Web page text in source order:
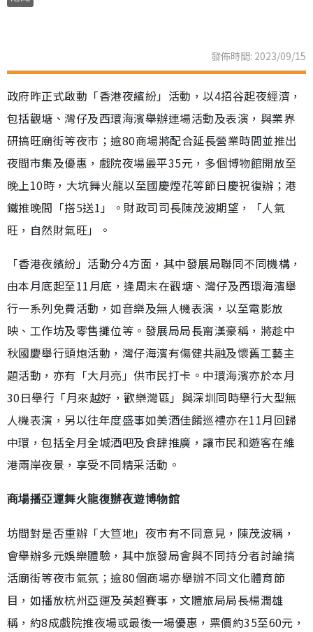
發佈時間: 2023/09/15
政府昨正式啟動「香港夜繽紛」活動，以4招谷起夜經濟，
包括觀塘、灣仔及西環海濱舉辦連場活動及表演，與業界
研搞旺廟街等夜市；逾80商場將配合延長營業時間並推出
夜間市集及優惠，戲院夜場最平35元，多個博物館開放至
晚上10時，大坑舞火龍以至國慶煙花等節日慶祝復辦；港
鐵推晚間「搭5送1」。財政司司長陳茂波期望，「人氣
旺，自然財氣旺」。
「香港夜繽紛」活動分4方面，其中發展局聯同不同機構，
由本月底起至11月底，逢周末在觀塘、灣仔及西環海濱舉
行一系列免費活動，如音樂及無人機表演，以至電影放
映、工作坊及零售攤位等。發展局局長甯漢豪稱，將趁中
秋國慶舉行頭炮活動，灣仔海濱有傷健共融及懷舊工藝主
題活動，亦有「大月亮」供市民打卡。中環海濱亦於本月
30日舉行「月來越好，歡樂灣區」與深圳同時舉行大型無
人機表演，另以往年度盛事如美酒佳餚巡禮亦在11月回歸
中環，包括全月全城酒吧及食肆推廣，讓市民和遊客在維
港兩岸夜景，享受不同精采活動。
商場播亞運舞火龍復辦夜遊博物館
坊間對是否重辦「大笪地」夜市有不同意見，陳茂波稱，
會舉辦多元娛樂體驗，其中旅發局會與不同持分者討論搞
活廟街等夜市氣氛；逾80個商場亦舉辦不同文化體育節
目，如播放杭州亞運及英超賽事，文體旅局局長楊潤雄
稱，約8成戲院推夜場或最後一場優惠，票價約35至60元，